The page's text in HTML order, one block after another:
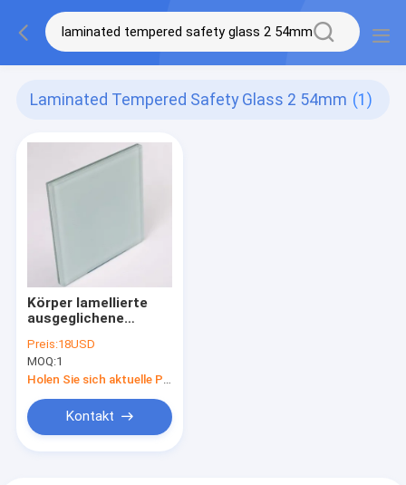
Laminated Tempered Safety Glass 2 54mm (1)
Körper lamellierte
ausgeglichene
3660 X 18000MM
2.54mm
Preis:18USD
MOQ:1
Kontakt